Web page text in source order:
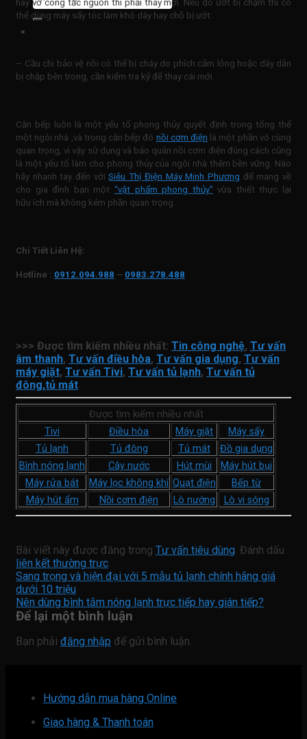
hay vỡ công tắc nguồn thì phải thay mới. Nếu do ướt bị chạm thì có
thể dùng máy sấy tóc làm khô dây hay chỗ bị ướt.
– Cầu chì bảo vệ nồi có thể bị cháy do phích cắm lỏng hoặc dây dẫn
bị chập bên trong, cần kiểm tra kỹ để thay cái mới.
Căn bếp luôn là một yếu tố phong thủy quyết định trong tổng thể
một ngôi nhà ,và trong căn bếp đó nồi cơm điện là một phần vô cùng
quan trọng, vì vậy sử dụng và bảo quản nồi cơm điện đúng cách cũng
là một yếu tố làm cho phong thủy của ngôi nhà thêm bền vững. Nào
hãy nhanh tay đến vớiSiêu Thị Điện Máy Minh Phương để mang về
cho gia đình bạn một “vật phẩm phong thủy” vừa thiết thực lại
hữu ích mà không kém phần quan trọng.
Chi Tiết Liên Hệ:
Hotline : 0912.094.988 – 0983.278.488
>>> Được tìm kiếm nhiều nhất: Tin công nghệ, Tư vấn
âm thanh, Tư vấn điều hòa, Tư vấn gia dụng, Tư vấn
máy giặt, Tư vấn Tivi, Tư vấn tủ lạnh, Tư vấn tủ
đông,tủ mát
Được tìm kiếm nhiều nhất
Tivi
Điều hòa Máy giặt
Máy sấy
Tủ lạnh
Tủ đông Tủ mát
Đồ gia dụng
Bình nóng lạnh
Cây nước Hút mùi
Máy hút bụi
Máy rửa bát
Máy lọc không khí Quạt điện
Bếp từ
Máy hút ẩm
Nồi cơm điện Lò nướng Lò vi sóng
Bài viết này được đăng trong Tư vấn tiêu dùng. Đánh dấu
liên kết thường trực.
Sang trọng và hiện đại với 5 mẫu tủ lạnh chính hãng giá
dưới 10 triệu
Nên dùng bình tắm nóng lạnh trực tiếp hay gián tiếp?
Để lại một bình luận
Bạn phải đăng nhập để gửi bình luận.
Hướng dẫn mua hàng Online
Giao hàng & Thanh toán